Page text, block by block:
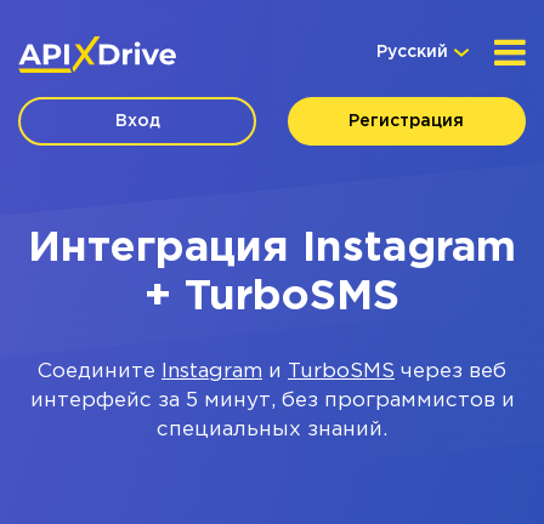
Русский
Вход Регистрация
Интеграция Instagram
+ TurboSMS
Соедините Instagram и TurboSMS через веб
интерфейс за 5 минут, без программистов и
специальных знаний.